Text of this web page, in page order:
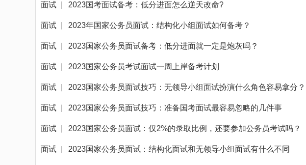
面试 2023国考面试备考：低分进面怎么逆天改命?
面试 2023年国家公务员面试：结构化小组面试如何备考？
面试 2023国家公务员面试备考：低分进面就一定是炮灰吗？
面试 2023国家公务员考试面试一周上岸备考计划
面试 2023国家公务员面试技巧：无领导小组面试扮演什么角色容易拿分？
面试 2023国家公务员面试技巧：准备国考面试最容易忽略的几件事
面试 2023国家公务员面试：仅2%的录取比例，还要参加公务员考试吗？
面试 2023国家公务员面试：结构化面试和无领导小组面试有什么不同